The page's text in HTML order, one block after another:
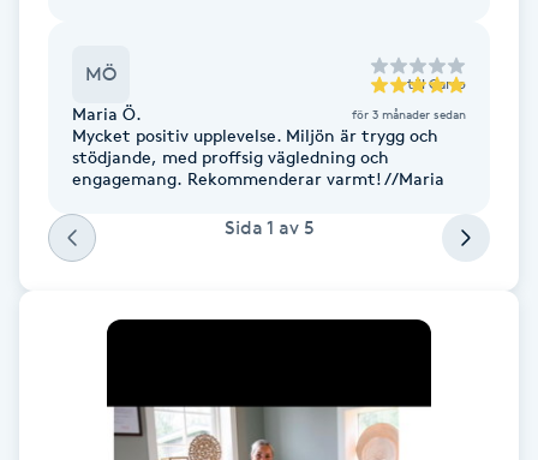
Enzympeeling
Extensions
Extensions borttagning
MÖ till Carro
Maria Ö. för 3 månader sedan
Mycket positiv upplevelse. Miljön är trygg och
stödjande, med proffsig vägledning och
engagemang. Rekommenderar varmt! //Maria
Sida 1 av 5